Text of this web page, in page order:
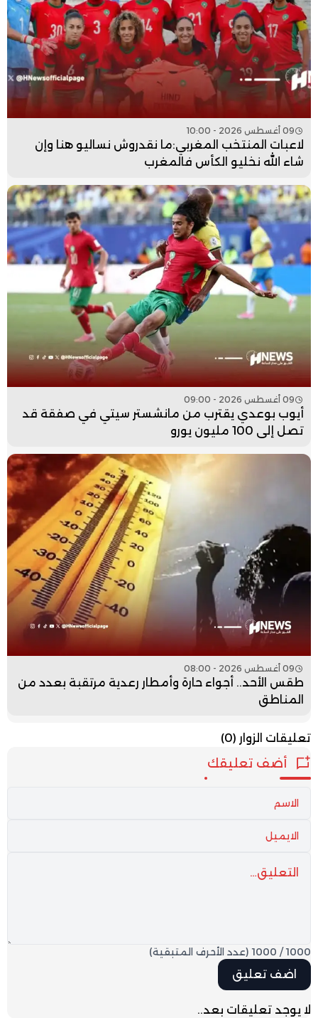
09 أغسطس 2026 - 10:00
لاعبات المنتخب المغربي:ما نقدروش نساليو هنا وإن
شاء الله نخليو الكأس فالمغرب
09 أغسطس 2026 - 09:00
أيوب بوعدي يقترب من مانشستر سيتي في صفقة قد
تصل إلى 100 مليون يورو
09 أغسطس 2026 - 08:00
طقس الأحد.. أجواء حارة وأمطار رعدية مرتقبة بعدد من
المناطق
تعليقات الزوار (0)
أضف تعليقك
1000
/
1000 (عدد الأحرف المتبقية)
لا يوجد تعليقات بعد..